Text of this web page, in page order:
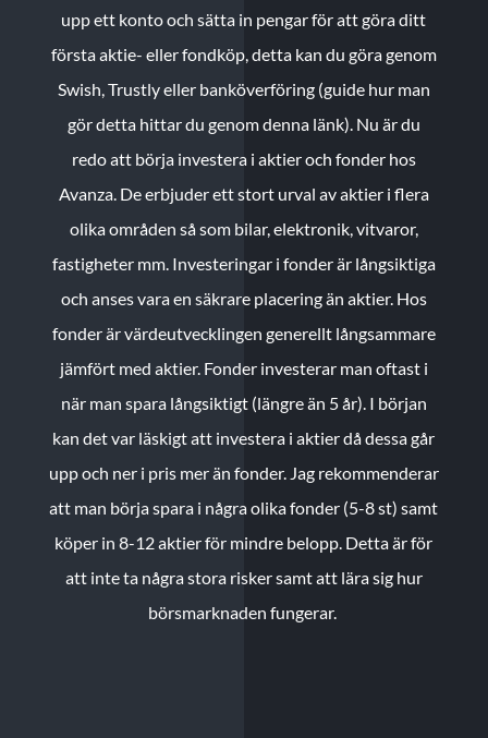
upp ett konto och sätta in pengar för att göra ditt
första aktie- eller fondköp, detta kan du göra genom
Swish, Trustly eller banköverföring (guide hur man
gör detta hittar du genom denna länk). Nu är du
redo att börja investera i aktier och fonder hos
Avanza. De erbjuder ett stort urval av aktier i flera
olika områden så som bilar, elektronik, vitvaror,
fastigheter mm. Investeringar i fonder är långsiktiga
och anses vara en säkrare placering än aktier. Hos
fonder är värdeutvecklingen generellt långsammare
jämfört med aktier. Fonder investerar man oftast i
när man spara långsiktigt (längre än 5 år). I början
kan det var läskigt att investera i aktier då dessa går
upp och ner i pris mer än fonder. Jag rekommenderar
att man börja spara i några olika fonder (5-8 st) samt
köper in 8-12 aktier för mindre belopp. Detta är för
att inte ta några stora risker samt att lära sig hur
börsmarknaden fungerar.